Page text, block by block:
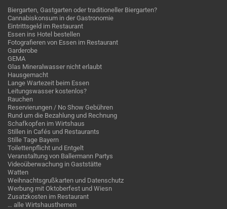
Biergarten, Gastgarten oder traditioneller Biergarten?
Cannabiskonsum in der Gastronomie
Eintrittsgeld im Restaurant
Essen ins Hotel bestellen
Fotografieren von Essen im Restaurant
Garderobe
GEMA
Glas Mineralwasser nicht erlaubt
Hausgemacht
Lange Wartezeit beim Essen
Leitungswasser kostenlos?
Rauchen
Reservierungen / No Show Gebühren
Rund um die Bezahlung und Rechnung
Schafkopfen im Wirtshaus
Stillen in Cafés und Restaurants
Stille Tage Bayern
Toilettenpflicht und Entgelt
Veranstaltung von Ballermann Partys
Videoüberwachung in Gaststätte
Watten
Weihnachtsgrußkarten und Datenschutz
Werbung mit Oktoberfest und Wiesn
Zusatzkosten im Restaurant
… alle Wirtshausthemen